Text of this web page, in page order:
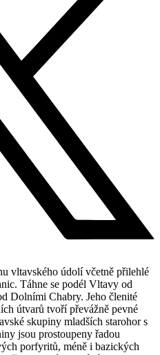
vltavského údolí včetně přilehlé
Táhne se podél Vltavy od
Dolními Chabry. Jeho členité
útvarů tvoří převážně pevné
skupiny mladších starohor s
jsou prostoupeny řadou
porfyritů, méně i bazických